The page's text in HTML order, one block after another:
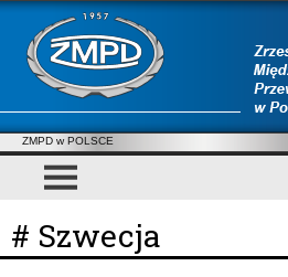
ZMPD w POLSCE
# Szwecja